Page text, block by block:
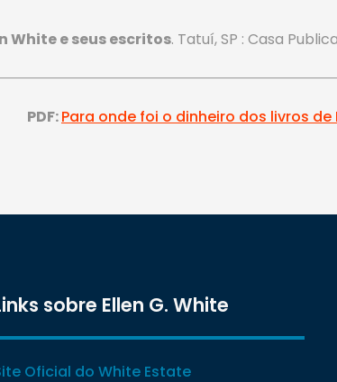
White e seus escritos. Tatuí, SP : Casa
PDF:Para onde foi o dinheiro dos livros de
sobre Ellen G. White
Oficial do White Estate